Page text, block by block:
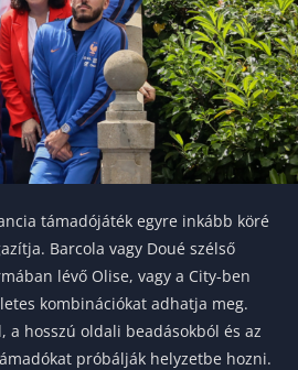
támadójáték egyre inkább köré
Barcola vagy Doué szélső
lévő Olise, vagy a City-ben
kombinációkat adhatja meg.
a hosszú oldali beadásokból és az
próbálják helyzetbe hozni.